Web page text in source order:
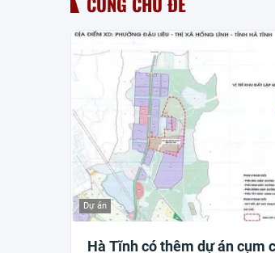
Dự án
Hà Tĩnh có thêm dự án cụm